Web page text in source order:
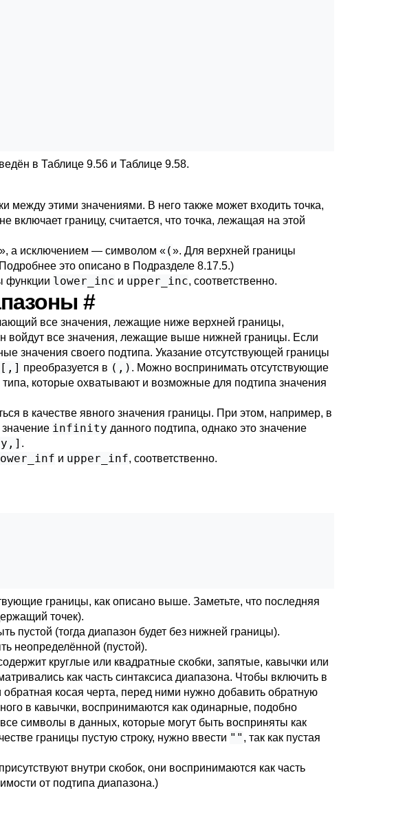
в Таблице 9.56 и Таблице 9.58.
этими значениями. В него также может входить точка,
включает границу, считается, что точка, лежащая на этой
», а исключением — символом «(». Для верхней границы
это описано в Подразделе 8.17.5.)
функции lower_inc и upper_inc, соответственно.
#
все значения, лежащие ниже верхней границы,
войдут все значения, лежащие выше нижней границы. Если
значения своего подтипа. Указание отсутствующей границы
[,] преобразуется в (,) . Можно воспринимать отсутствующие
которые охватывают и возможные для подтипа значения
в качестве явного значения границы. При этом, например, в
infinity данного подтипа, однако это значение
.
и upper_inf, соответственно.
границы, как описано выше. Заметьте, что последняя
точек).
пустой (тогда диапазон будет без нижней границы).
неопределённой (пустой).
круглые или квадратные скобки, запятые, кавычки или
как часть синтаксиса диапазона. Чтобы включить в
косая черта, перед ними нужно добавить обратную
в кавычки, воспринимаются как одинарные, подобно
символы в данных, которые могут быть восприняты как
границы пустую строку, нужно ввести "" , так как пустая
внутри скобок, они воспринимаются как часть
от подтипа диапазона.)